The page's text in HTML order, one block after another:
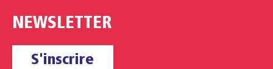
NEWSLETTER
S'inscrire